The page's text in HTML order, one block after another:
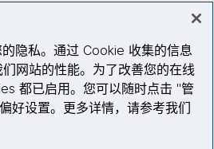
关注我们
隐私。通过 Cookie 收集的信息
网站的性能。为了改善您的在线
都已启用。您可以随时点击 "管
好设置。更多详情，请参考我们